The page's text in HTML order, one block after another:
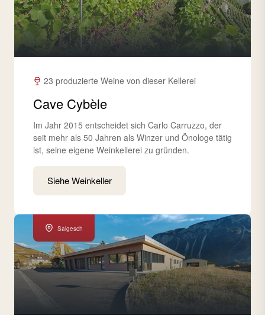
23 produzierte Weine von dieser Kellerei
Cave Cybèle
Im Jahr 2015 entscheidet sich Carlo Carruzzo, der
seit mehr als 50 Jahren als Winzer und Önologe tätig
ist, seine eigene Weinkellerei zu gründen.
Siehe Weinkeller
Salgesch